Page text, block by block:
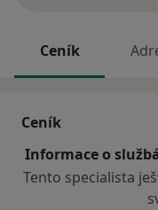
Ceník
Ceník
Informace o
Tento specialista